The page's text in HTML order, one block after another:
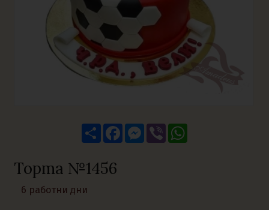
ShareFacebookMessenger
Viber
Торта №1456
6 работни дни